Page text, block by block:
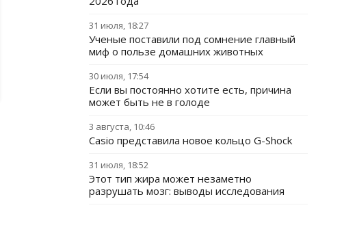
31 июля, 18:27
Ученые поставили под сомнение главный
миф о пользе домашних животных
30 июля, 17:54
Если вы постоянно хотите есть, причина
может быть не в голоде
3 августа, 10:46
Casio представила новое кольцо G-Shock
31 июля, 18:52
Этот тип жира может незаметно
разрушать мозг: выводы исследования